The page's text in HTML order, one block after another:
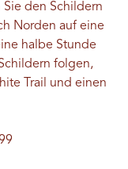
den Schildern
Norden auf eine
halbe Stunde
folgen,
Trail und einen